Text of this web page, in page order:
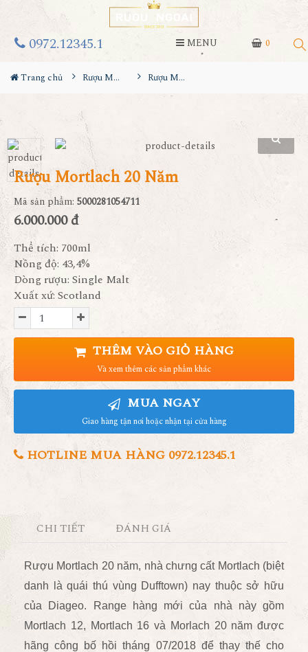
0
0972.12345.1 MENU
Trang chủ Rượu Mortlach Rượu Mortlach 20 Năm
Rượu Mortlach 20 Năm
Mã sản phẩm: 5000281054711
6.000.000 đ
Thể tích: 700ml
Nồng độ: 43,4%
Dòng rượu: Single Malt
Xuất xứ: Scotland
THÊM VÀO GIỎ HÀNG
Và xem thêm các sản phẩm khác
MUA NGAY
Giao hàng tận nơi hoặc nhận tại cửa hàng
HOTLINE MUA HÀNG 0972.12345.1
CHI TIẾT ĐÁNH GIÁ
Rượu Mortlach 20 năm, nhà chưng cất Mortlach (biệt
danh là quái thú vùng Dufftown) nay thuộc sở hữu
của Diageo. Range hàng mới của nhà này gồm
Mortlach 12, Mortlach 16 và Morlach 20 năm được
hãng công bố hồi tháng 07/2018 để thay thế cho